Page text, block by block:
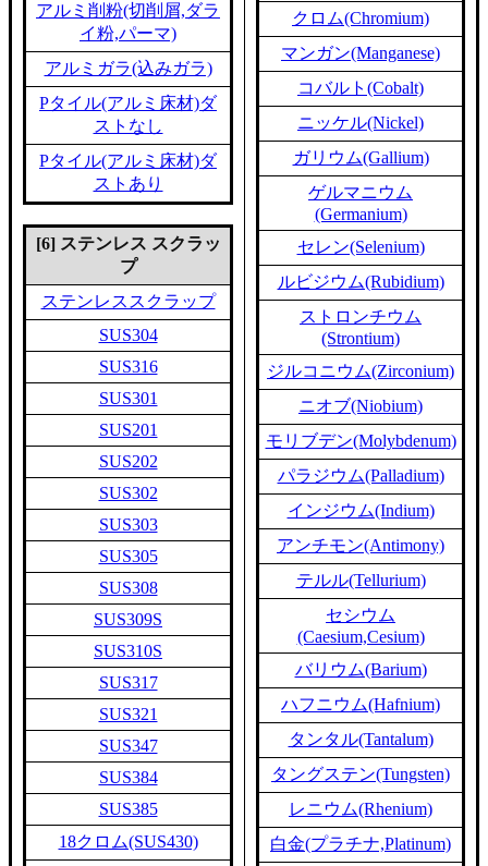
アルミ削粉(切削屑,ダラ
イ粉,パーマ)
アルミガラ(込みガラ)
Pタイル(アルミ床材)ダ
ストなし
Pタイル(アルミ床材)ダ
ストあり
[6] ステンレス スクラッ
プ
ステンレススクラップ
SUS304
SUS316
SUS301
SUS201
SUS202
SUS302
SUS303
SUS305
SUS308
SUS309S
SUS310S
SUS317
SUS321
SUS347
SUS384
SUS385
18クロム(SUS430)
クロム(Chromium)
マンガン(Manganese)
コバルト(Cobalt)
ニッケル(Nickel)
ガリウム(Gallium)
ゲルマニウム
(Germanium)
セレン(Selenium)
ルビジウム(Rubidium)
ストロンチウム
(Strontium)
ジルコニウム(Zirconium)
ニオブ(Niobium)
モリブデン(Molybdenum)
パラジウム(Palladium)
インジウム(Indium)
アンチモン(Antimony)
テルル(Tellurium)
セシウム
(Caesium,Cesium)
バリウム(Barium)
ハフニウム(Hafnium)
タンタル(Tantalum)
タングステン(Tungsten)
レニウム(Rhenium)
白金(プラチナ,Platinum)